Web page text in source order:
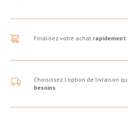
Finalisez votre achat
Choisissez l'option de livraison
besoins